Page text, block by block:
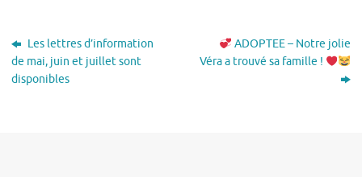
Les lettres d’information
de mai, juin et juillet sont
disponibles
ADOPTEE – Notre jolie
Véra a trouvé sa famille !